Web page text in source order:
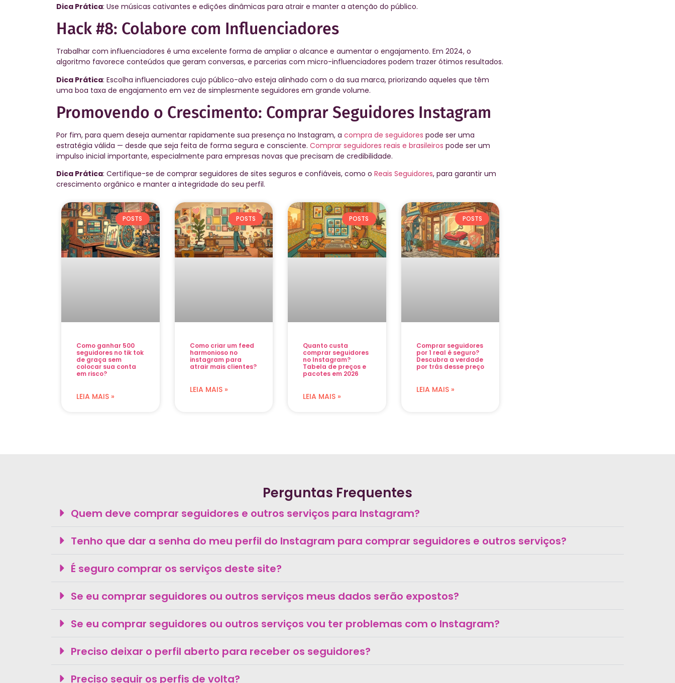
Dica Prática: Use músicas cativantes e edições dinâmicas para atrair e manter a atenção do público.
Hack #8: Colabore com Influenciadores
Trabalhar com influenciadores é uma excelente forma de ampliar o alcance e aumentar o engajamento. Em 2024, o
algoritmo favorece conteúdos que geram conversas, e parcerias com micro-influenciadores podem trazer ótimos resultados.
Dica Prática: Escolha influenciadores cujo público-alvo esteja alinhado com o da sua marca, priorizando aqueles que têm
uma boa taxa de engajamento em vez de simplesmente seguidores em grande volume.
Promovendo o Crescimento: Comprar Seguidores Instagram
Por fim, para quem deseja aumentar rapidamente sua presença no Instagram, a compra de seguidores pode ser uma
estratégia válida — desde que seja feita de forma segura e consciente. Comprar seguidores reais e brasileiros pode ser um
impulso inicial importante, especialmente para empresas novas que precisam de credibilidade.
Dica Prática: Certifique-se de comprar seguidores de sites seguros e confiáveis, como o Reais Seguidores, para garantir um
crescimento orgânico e manter a integridade do seu perfil.
POSTS
Como ganhar 500
seguidores no tik tok
de graça sem
colocar sua conta
em risco?
LEIA MAIS »
POSTS
Como criar um feed
harmonioso no
instagram para
atrair mais clientes?
LEIA MAIS »
POSTS
Quanto custa
comprar seguidores
no Instagram?
Tabela de preços e
pacotes em 2026
LEIA MAIS »
POSTS
Comprar seguidores
por 1 real é seguro?
Descubra a verdade
por trás desse preço
LEIA MAIS »
Perguntas Frequentes
Quem deve comprar seguidores e outros serviços para Instagram?
Tenho que dar a senha do meu perfil do Instagram para comprar seguidores e outros serviços?
É seguro comprar os serviços deste site?
Se eu comprar seguidores ou outros serviços meus dados serão expostos?
Se eu comprar seguidores ou outros serviços vou ter problemas com o Instagram?
Preciso deixar o perfil aberto para receber os seguidores?
Preciso seguir os perfis de volta?